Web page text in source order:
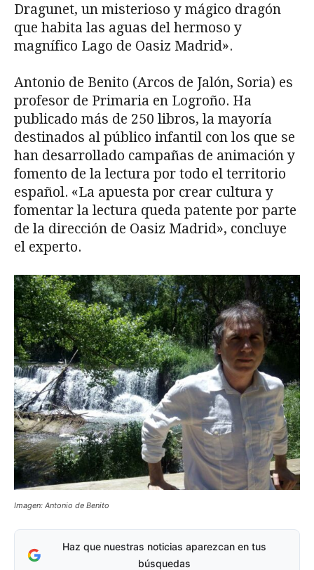
Dragunet, un misterioso y mágico dragón
que habita las aguas del hermoso y
magnífico Lago de Oasiz Madrid».
Antonio de Benito (Arcos de Jalón, Soria) es
profesor de Primaria en Logroño. Ha
publicado más de 250 libros, la mayoría
destinados al público infantil con los que se
han desarrollado campañas de animación y
fomento de la lectura por todo el territorio
español. «La apuesta por crear cultura y
fomentar la lectura queda patente por parte
de la dirección de Oasiz Madrid», concluye
el experto.
Imagen: Antonio de Benito
Haz que nuestras noticias aparezcan en tus
búsquedas